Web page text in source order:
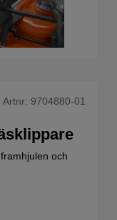
Artnr: 9704880-01
och